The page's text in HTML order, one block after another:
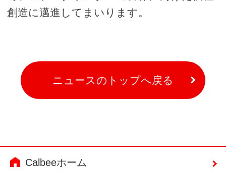
創造に邁進してまいります。
ニュースのトップへ戻る
Calbeeホーム